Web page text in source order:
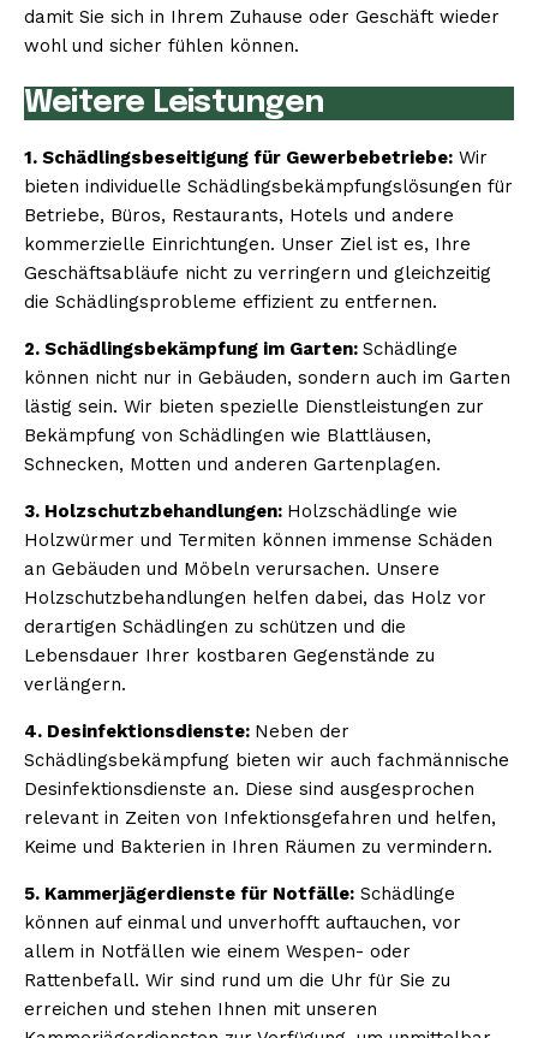
damit Sie sich in Ihrem Zuhause oder Geschäft wieder
wohl und sicher fühlen können.
Weitere Leistungen
1. Schädlingsbeseitigung für Gewerbebetriebe: Wir
bieten individuelle Schädlingsbekämpfungslösungen für
Betriebe, Büros, Restaurants, Hotels und andere
kommerzielle Einrichtungen. Unser Ziel ist es, Ihre
Geschäftsabläufe nicht zu verringern und gleichzeitig
die Schädlingsprobleme effizient zu entfernen.
2. Schädlingsbekämpfung im Garten: Schädlinge
können nicht nur in Gebäuden, sondern auch im Garten
lästig sein. Wir bieten spezielle Dienstleistungen zur
Bekämpfung von Schädlingen wie Blattläusen,
Schnecken, Motten und anderen Gartenplagen.
3. Holzschutzbehandlungen: Holzschädlinge wie
Holzwürmer und Termiten können immense Schäden
an Gebäuden und Möbeln verursachen. Unsere
Holzschutzbehandlungen helfen dabei, das Holz vor
derartigen Schädlingen zu schützen und die
Lebensdauer Ihrer kostbaren Gegenstände zu
verlängern.
4. Desinfektionsdienste: Neben der
Schädlingsbekämpfung bieten wir auch fachmännische
Desinfektionsdienste an. Diese sind ausgesprochen
relevant in Zeiten von Infektionsgefahren und helfen,
Keime und Bakterien in Ihren Räumen zu vermindern.
5. Kammerjägerdienste für Notfälle: Schädlinge
können auf einmal und unverhofft auftauchen, vor
allem in Notfällen wie einem Wespen- oder
Rattenbefall. Wir sind rund um die Uhr für Sie zu
erreichen und stehen Ihnen mit unseren